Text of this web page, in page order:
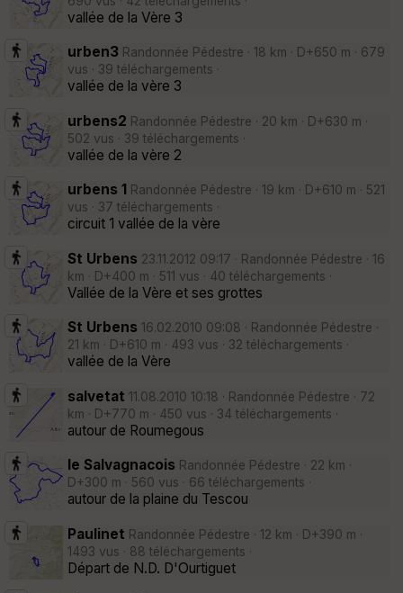
vallée de la Vère 3
urben3 Randonnée Pédestre · 18 km · D+650 m · 679
vus · 39 téléchargements ·
vallée de la vère 3
urbens2 Randonnée Pédestre · 20 km · D+630 m ·
502 vus · 39 téléchargements ·
vallée de la vère 2
urbens 1 Randonnée Pédestre · 19 km · D+610 m · 521
vus · 37 téléchargements ·
circuit 1 vallée de la vère
St Urbens 23.11.2012 09:17 · Randonnée Pédestre · 16
km · D+400 m · 511 vus · 40 téléchargements ·
Vallée de la Vère et ses grottes
St Urbens 16.02.2010 09:08 · Randonnée Pédestre ·
21 km · D+610 m · 493 vus · 32 téléchargements ·
vallée de la Vère
salvetat 11.08.2010 10:18 · Randonnée Pédestre · 72
km · D+770 m · 450 vus · 34 téléchargements ·
autour de Roumegous
le Salvagnacois Randonnée Pédestre · 22 km ·
D+300 m · 560 vus · 66 téléchargements ·
autour de la plaine du Tescou
Paulinet Randonnée Pédestre · 12 km · D+390 m ·
1493 vus · 88 téléchargements ·
Départ de N.D. D'Ourtiguet